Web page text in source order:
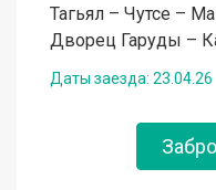
Тагьял – Чутсе –
Дворец Гаруды –
Даты заезда: 23.04.26